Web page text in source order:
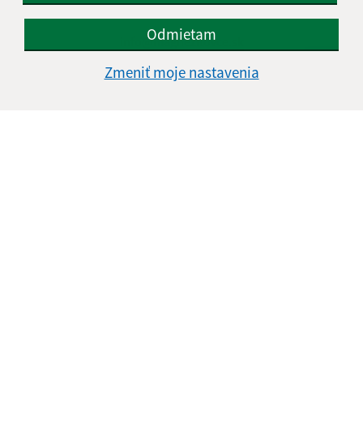
Odmietam
Zmeniť moje nastavenia
049 16 Jelšava
info@magnezitovce.sk